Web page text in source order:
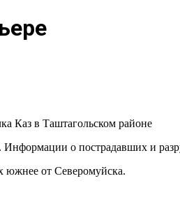
Каз в Таштагольском районе
о пострадавших и
южнее от Северомуйска.